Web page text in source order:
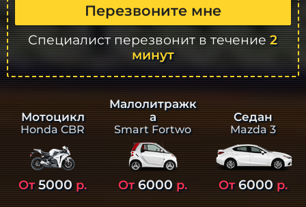
Перезвоните мне
Специалист перезвонит в течение2
минут
Мотоцикл
Honda CBR
От5000р.
Малолитражк
а
Smart Fortwo
От6000р.
Седан
Mazda 3
От6000р.